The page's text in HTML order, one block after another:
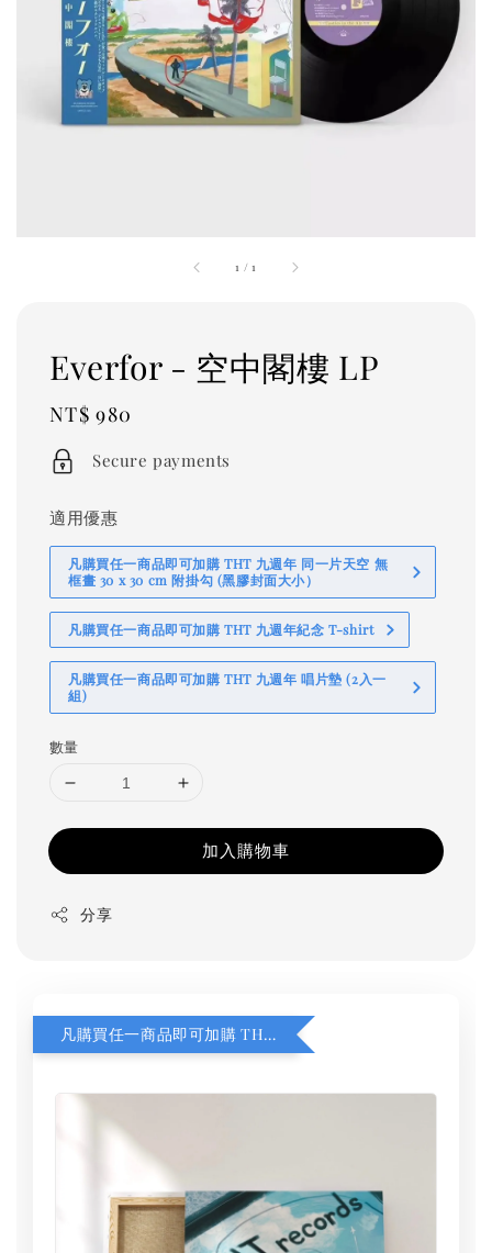
1 /1
Everfor - 空中閣樓 LP
Regular
price
NT$ 980
Secure payments
適用優惠
凡購買任一商品即可加購 THT 九週年 同一片天空 無
框畫 30 x 30 cm 附掛勾 (黑膠封面大小）
凡購買任一商品即可加購 THT 九週年紀念 T-shirt
凡購買任一商品即可加購 THT 九週年 唱片墊 (2入一
組)
數量
加入購物車
分享
凡購買任一商品即可加購 THT 九週年 同一片天空 無框畫 30 x 30 cm 附掛勾 (黑膠封面大小）